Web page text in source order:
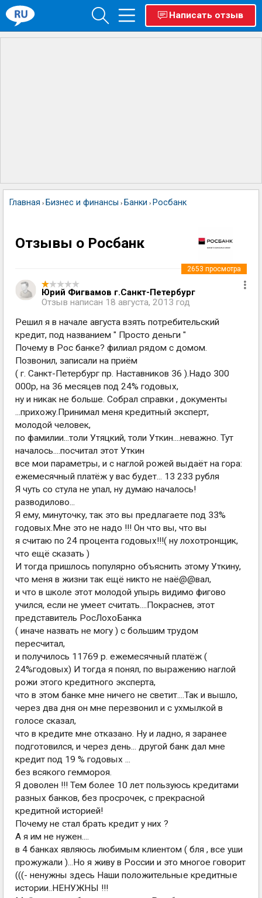
Написать отзыв
Главная › Бизнес и финансы › Банки › Росбанк
Отзывы о Росбанк
Юрий Фигвамов г.Санкт-Петербург
Отзыв написан 18 августа, 2013 год
2653 просмотра
Решил я в начале августа взять потребительский
кредит, под названием " Просто деньги "
Почему в Рос банке? филиал рядом с домом.
Позвонил, записали на приём
( г. Санкт-Петербург пр. Наставников 36 ).Надо 300
000р, на 36 месяцев под 24% годовых,
ну и никак не больше. Собрал справки , документы
...прихожу.Принимал меня кредитный эксперт,
молодой человек,
по фамилии...толи Утяцкий, толи Уткин....неважно. Тут
началось....посчитал этот Уткин
все мои параметры, и с наглой рожей выдаёт на гора:
ежемесячный платёж у вас будет... 13 233 рубля
Я чуть со стула не упал, ну думаю началось!
разводилово...
Я ему, минуточку, так это вы предлагаете под 33%
годовых.Мне это не надо !!! Он что вы, что вы
я считаю по 24 процента годовых!!!( ну лохотронщик,
что ещё сказать )
И тогда пришлось популярно объяснить этому Уткину,
что меня в жизни так ещё никто не наё@@вал,
и что в школе этот молодой упырь видимо фигово
учился, если не умеет считать....Покраснев, этот
представитель РосЛохоБанка
( иначе назвать не могу ) с большим трудом
пересчитал,
и получилось 11769 р. ежемесячный платёж (
24%годовых) И тогда я понял, по выражению наглой
рожи этого кредитного эксперта,
что в этом банке мне ничего не светит....Так и вышло,
через два дня он мне перезвонил и с ухмылкой в
голосе сказал,
что в кредите мне отказано. Ну и ладно, я заранее
подготовился, и через день... другой банк дал мне
кредит под 19 % годовых ...
без всякого геммороя.
Я доволен !!! Тем более 10 лет пользуюсь кредитами
разных банков, без просрочек, с прекрасной
кредитной историей!
Почему не стал брать кредит у них ?
А я им не нужен....
в 4 банках являюсь любимым клиентом ( бля , все уши
прожужали )...Но я живу в России и это многое говорит
(((- ненужны здесь Наши положительные кредитные
истории..НЕНУЖНЫ !!!